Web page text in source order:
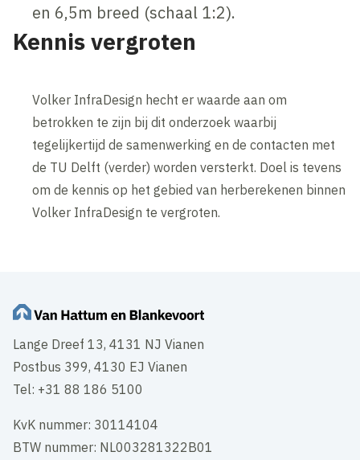
en 6,5m breed (schaal 1:2).
Kennis vergroten
Volker InfraDesign hecht er waarde aan om
betrokken te zijn bij dit onderzoek waarbij
tegelijkertijd de samenwerking en de contacten met
de TU Delft (verder) worden versterkt. Doel is tevens
om de kennis op het gebied van herberekenen binnen
Volker InfraDesign te vergroten.
Lange Dreef 13, 4131 NJ Vianen
Postbus 399, 4130 EJ Vianen
Tel: +31 88 186 5100
KvK nummer: 30114104
BTW nummer: NL003281322B01